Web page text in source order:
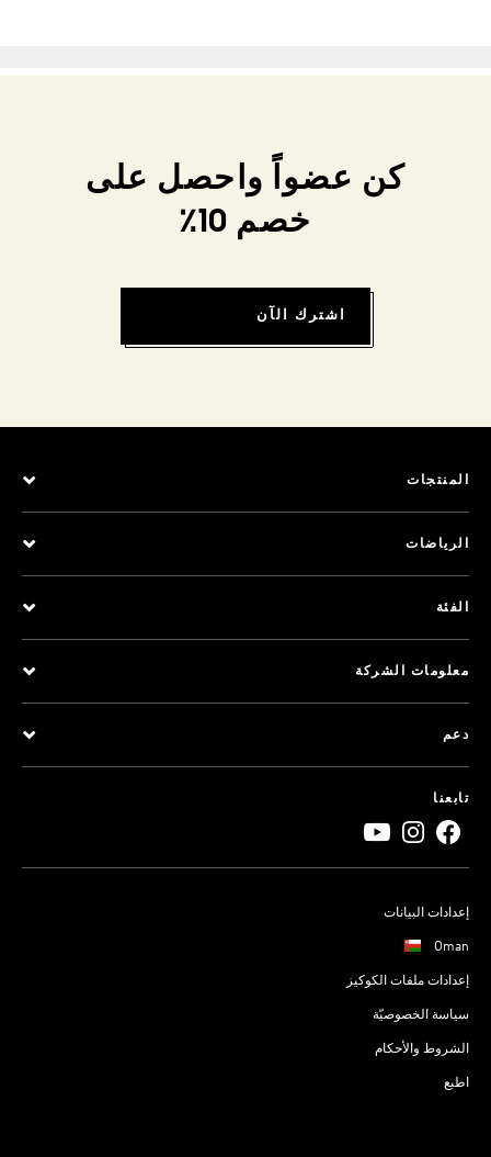
كن عضواً واحصل على
خصم 10٪
اشترك الآن
المنتجات
الرياضات
الفئة
معلومات الشركة
دعم
تابعنا
إعدادات البيانات
Oman
إعدادات ملفات الكوكيز
سياسة الخصوصيّة
الشروط والأحكام
اطبع